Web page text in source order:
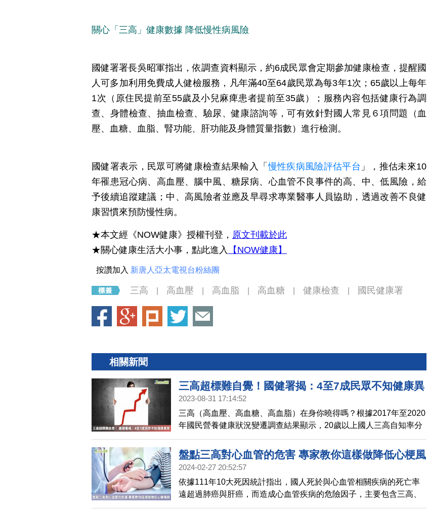
關心「三高」健康數據 降低慢性病風險
國健署署長吳昭軍指出，依調查資料顯示，約6成民眾會定期參加健康檢查，提醒國
人可多加利用免費成人健檢服務，凡年滿40至64歲民眾為每3年1次；65歲以上每年
1次（原住民提前至55歲及小兒麻痺患者提前至35歲）；服務內容包括健康行為調
查、身體檢查、抽血檢查、驗尿、健康諮詢等，可有效針對國人常見６項問題（血
壓、血糖、血脂、腎功能、肝功能及身體質量指數）進行檢測。
國健署表示，民眾可將健康檢查結果輸入「慢性疾病風險評估平台 」，推估未來10
年罹患冠心病、高血壓、腦中風、糖尿病、心血管不良事件的高、中、低風險，給
予後續追蹤建議；中、高風險者並應及早尋求專業醫事人員協助，透過改善不良健
康習慣來預防慢性病。
★本文經《NOW健康》授權刊登， 原文刊載於此
★關心健康生活大小事，點此進入
【NOW健康】
按讚加入 新唐人亞太電視台粉絲團
三高 高血壓 高血脂 高血糖 健康檢查 國民健康署
相關新聞
三高超標難自覺！國健署揭：4至7成民眾不知健康異
常
2023-08-31 17:14:52
三高（高血壓、高血糖、高血脂）在身你曉得嗎？根據2017年至2020
年國民營養健康狀況變遷調查結果顯示，20歲以上國人三高自知率分
別為高血壓68%、高血糖66%、高血脂23%，顯見約有4至7成民眾不
知道自己的檢查數值已有異常。由於三高初期症狀較不明顯，民眾難
以察覺，因此國民健康署呼籲，大眾應把握健康檢查，積極掌握身體
盤點三高對心血管的危害 專家教你這樣做降低心梗風
險
2024-02-27 20:52:57
依據111年10大死因統計指出，國人死於與心血管相關疾病的死亡率
遠超過肺癌與肝癌，而造成心血管疾病的危險因子，主要包含三高、
肥胖、缺乏運動、吸菸等因素，國民健康署2018年運用台灣地區三高